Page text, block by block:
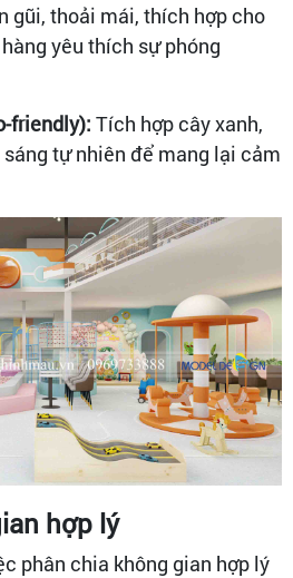
gũi, thoải mái, thích hợp cho
yêu thích sự phóng
friendly): Tích hợp cây xanh,
tự nhiên để mang lại cảm
hợp lý
phân chia không gian hợp lý